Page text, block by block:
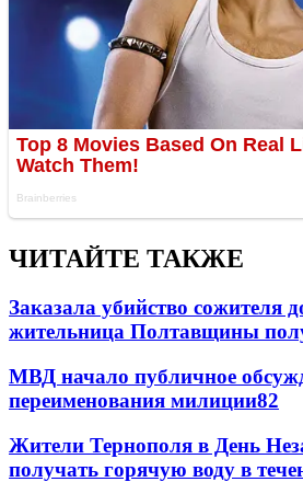
ЧИТАЙТЕ ТАКЖЕ
Заказала убийство сожителя
жительница Полтавщины
МВД начало публичное
переименования милиции82
Жители Тернополя в День
получать горячую воду в